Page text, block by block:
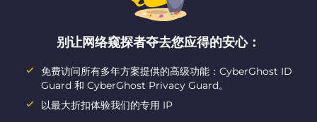
别让网络窥探者夺去您应得的安心：
免费访问所有多年方案提供的高级功能：CyberGhost ID
Guard 和 CyberGhost Privacy Guard。
以最大折扣体验我们的专用 IP